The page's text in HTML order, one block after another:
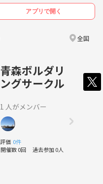
アプリで開く
全国
青森ボルダリ
ングサークル
1 人がメンバー
評価 0件
開催数 0回 過去参加 0人